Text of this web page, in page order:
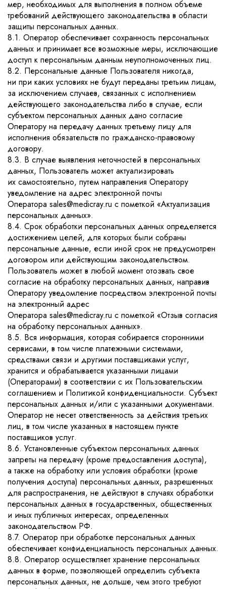
мер, необходимых для выполнения в полном объеме
требований действующего законодательства в области
защиты персональных данных.
8.1. Оператор обеспечивает сохранность персональных
данных и принимает все возможные меры, исключающие
доступ к персональным данным неуполномоченных лиц.
8.2. Персональные данные Пользователя никогда,
ни при каких условиях не будут переданы третьим лицам,
за исключением случаев, связанных с исполнением
действующего законодательства либо в случае, если
субъектом персональных данных дано согласие
Оператору на передачу данных третьему лицу для
исполнения обязательств по гражданско-правовому
договору.
8.3. В случае выявления неточностей в персональных
данных, Пользователь может актуализировать
их самостоятельно, путем направления Оператору
уведомление на адрес электронной почты
Оператора sales@medicray.ru с пометкой «Актуализация
персональных данных».
8.4. Срок обработки персональных данных определяется
достижением целей, для которых были собраны
персональные данные, если иной срок не предусмотрен
договором или действующим законодательством.
Пользователь может в любой момент отозвать свое
согласие на обработку персональных данных, направив
Оператору уведомление посредством электронной почты
на электронный адрес
Оператора sales@medicray.ru с пометкой «Отзыв согласия
на обработку персональных данных».
8.5. Вся информация, которая собирается сторонними
сервисами, в том числе платежными системами,
средствами связи и другими поставщиками услуг,
хранится и обрабатывается указанными лицами
(Операторами) в соответствии с их Пользовательским
соглашением и Политикой конфиденциальности. Субъект
персональных данных и/или с указанными документами.
Оператор не несет ответственность за действия третьих
лиц, в том числе указанных в настоящем пункте
поставщиков услуг.
8.6. Установленные субъектом персональных данных
запреты на передачу (кроме предоставления доступа),
а также на обработку или условия обработки (кроме
получения доступа) персональных данных, разрешенных
для распространения, не действуют в случаях обработки
персональных данных в государственных, общественных
и иных публичных интересах, определенных
законодательством РФ.
8.7. Оператор при обработке персональных данных
обеспечивает конфиденциальность персональных данных.
8.8. Оператор осуществляет хранение персональных
данных в форме, позволяющей определить субъекта
персональных данных, не дольше, чем этого требуют